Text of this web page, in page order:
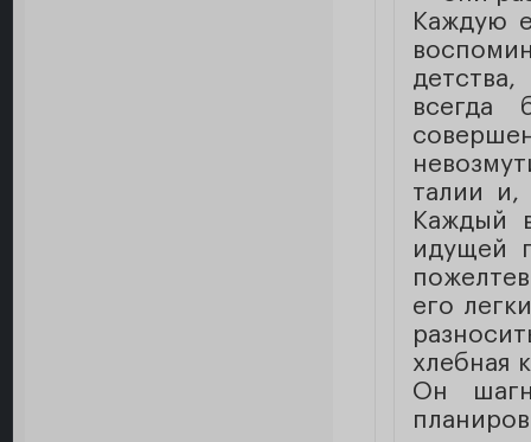
Каждую
талии и,
Каждый
идущей
его
хлебная
Он